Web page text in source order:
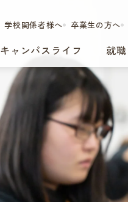
キャンパスライフ 就職
学校関係者様へ 卒業生の方へ